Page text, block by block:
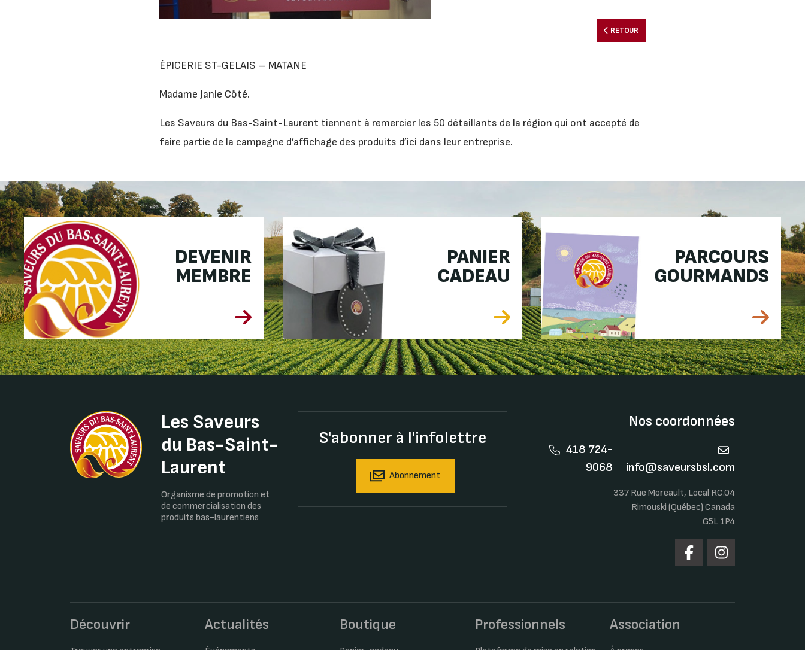
RETOUR
ÉPICERIE ST-GELAIS – MATANE
Madame Janie Cöté.
Les Saveurs du Bas-Saint-Laurent tiennent à remercier les 50 détaillants de la région qui ont accepté de
faire partie de la campagne d’affichage des produits d’ici dans leur entreprise.
DEVENIR
MEMBRE
PANIER
CADEAU
PARCOURS
GOURMANDS
Les Saveurs
du Bas-Saint-
Laurent
Organisme de promotion et
de commercialisation des
produits bas-laurentiens
S'abonner à l'infolettre
Abonnement
Nos coordonnées
418 724-
9068
info@saveursbsl.com
337 Rue Moreault, Local RC.04
Rimouski (Québec) Canada
G5L 1P4
Découvrir Actualités Boutique Professionnels Association